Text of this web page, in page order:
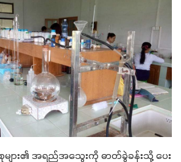
စုများ၏ အရည်အသွေးကို ဓာတ်ခွဲခန်းသို့ ပေး